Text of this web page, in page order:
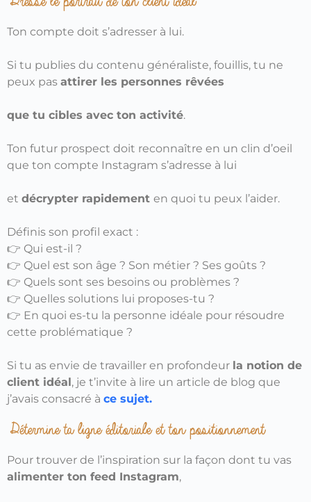
Ton compte doit s’adresser à lui.
Si tu publies du contenu généraliste, fouillis, tu ne
peux pas attirer les personnes rêvées
que tu cibles avec ton activité.
Ton futur prospect doit reconnaître en un clin d’oeil
que ton compte Instagram s’adresse à lui
et décrypter rapidement en quoi tu peux l’aider.
Définis son profil exact :
👉 Qui est-il ?
👉 Quel est son âge ? Son métier ? Ses goûts ?
👉 Quels sont ses besoins ou problèmes ?
👉 Quelles solutions lui proposes-tu ?
👉 En quoi es-tu la personne idéale pour résoudre
cette problématique ?
Si tu as envie de travailler en profondeur la notion de
client idéal, je t’invite à lire un article de blog que
j’avais consacré à ce sujet.
Détermine ta ligne éditoriale et ton positionnement
Pour trouver de l’inspiration sur la façon dont tu vas
alimenter ton feed Instagram,